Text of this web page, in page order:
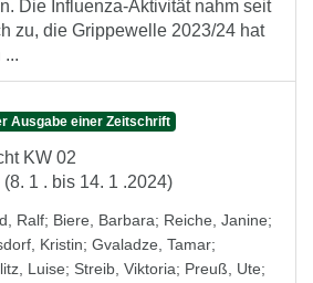
Die Influenza-Aktivität nahm seit
zu, die Grippewelle 2023/24 hat
...
Ausgabe einer Zeitschrift
KW 02
1 . bis 14. 1 .2024)
Ralf; Biere, Barbara; Reiche, Janine;
Kristin; Gvaladze, Tamar;
Luise; Streib, Viktoria; Preuß, Ute;